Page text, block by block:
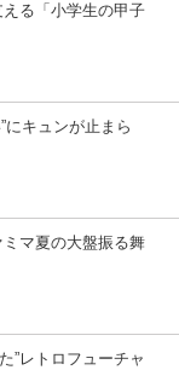
る「小学生の甲子
にキュンが止まら
マ夏の大盤振る舞
”レトロフューチャ